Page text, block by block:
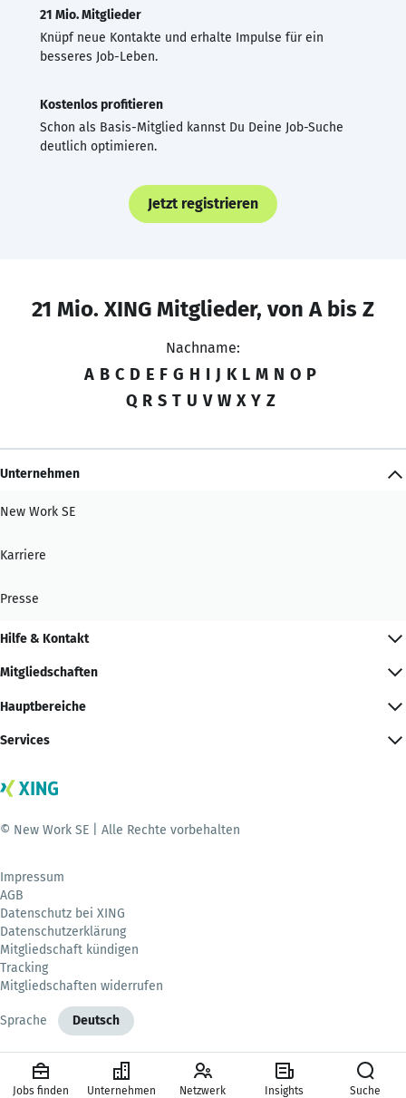
21 Mio. Mitglieder
Knüpf neue Kontakte und erhalte Impulse für ein
besseres Job-Leben.
Kostenlos profitieren
Schon als Basis-Mitglied kannst Du Deine Job-Suche
deutlich optimieren.
Jetzt registrieren
21 Mio. XING Mitglieder, von A bis Z
Nachname:
A B C D E F G H I J K L M N O P
Q R S T U V W X Y Z
Unternehmen
New Work SE
Karriere
Presse
Hilfe & Kontakt
Mitgliedschaften
Hauptbereiche
Services
© New Work SE | Alle Rechte vorbehalten
Impressum
AGB
Datenschutz bei XING
Datenschutzerklärung
Mitgliedschaft kündigen
Tracking
Mitgliedschaften widerrufen
Sprache Deutsch
Jobs finden Unternehmen Netzwerk Insights Suche